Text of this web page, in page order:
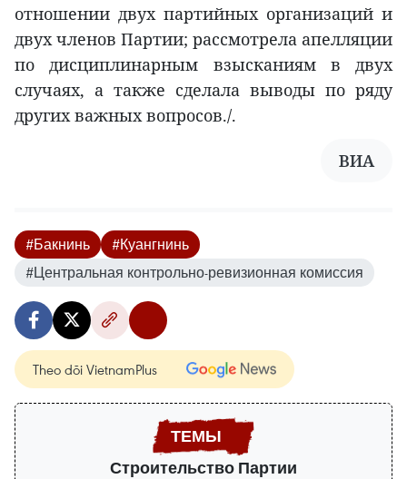
отношении двух партийных организаций и
двух членов Партии; рассмотрела апелляции
по дисциплинарным взысканиям в двух
случаях, а также сделала выводы по ряду
других важных вопросов./.
ВИА
#Бакнинь
#Куангнинь
#Центральная контрольно-ревизионная комиссия
Theo dõi VietnamPlus
Строительство Партии